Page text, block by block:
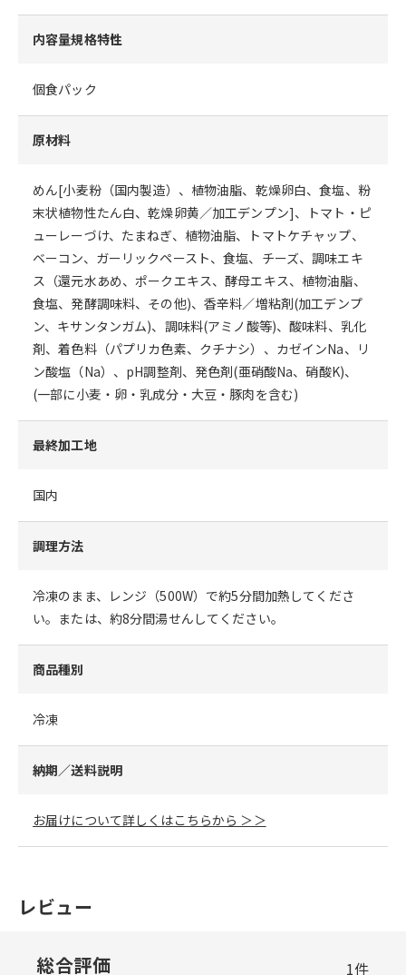
内容量規格特性
個食パック
原材料
めん[小麦粉（国内製造）、植物油脂、乾燥卵白、食塩、粉
末状植物性たん白、乾燥卵黄／加工デンプン]、トマト・ピ
ューレーづけ、たまねぎ、植物油脂、トマトケチャップ、
ベーコン、ガーリックペースト、食塩、チーズ、調味エキ
ス（還元水あめ、ポークエキス、酵母エキス、植物油脂、
食塩、発酵調味料、その他)、香辛料／増粘剤(加工デンプ
ン、キサンタンガム)、調味料(アミノ酸等)、酸味料、乳化
剤、着色料（パプリカ色素、クチナシ）、カゼインNa、リ
ン酸塩（Na）、pH調整剤、発色剤(亜硝酸Na、硝酸K)、
(一部に小麦・卵・乳成分・大豆・豚肉を含む)
最終加工地
国内
調理方法
冷凍のまま、レンジ（500W）で約5分間加熱してくださ
い。または、約8分間湯せんしてください。
商品種別
冷凍
納期／送料説明
お届けについて詳しくはこちらから ＞＞
レビュー
総合評価 1件